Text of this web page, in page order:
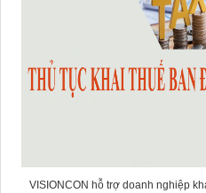
VISIONCON hỗ trợ doanh nghiệp